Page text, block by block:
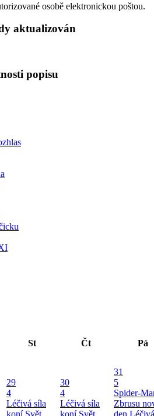
osobě elektronickou poštou.
aktualizován
popisu
St Čt Pá
29
4
Léčivá síla
koní Svět
30
4
Léčivá síla
koní Svět
31
5
Spider-
Zbrusu
den